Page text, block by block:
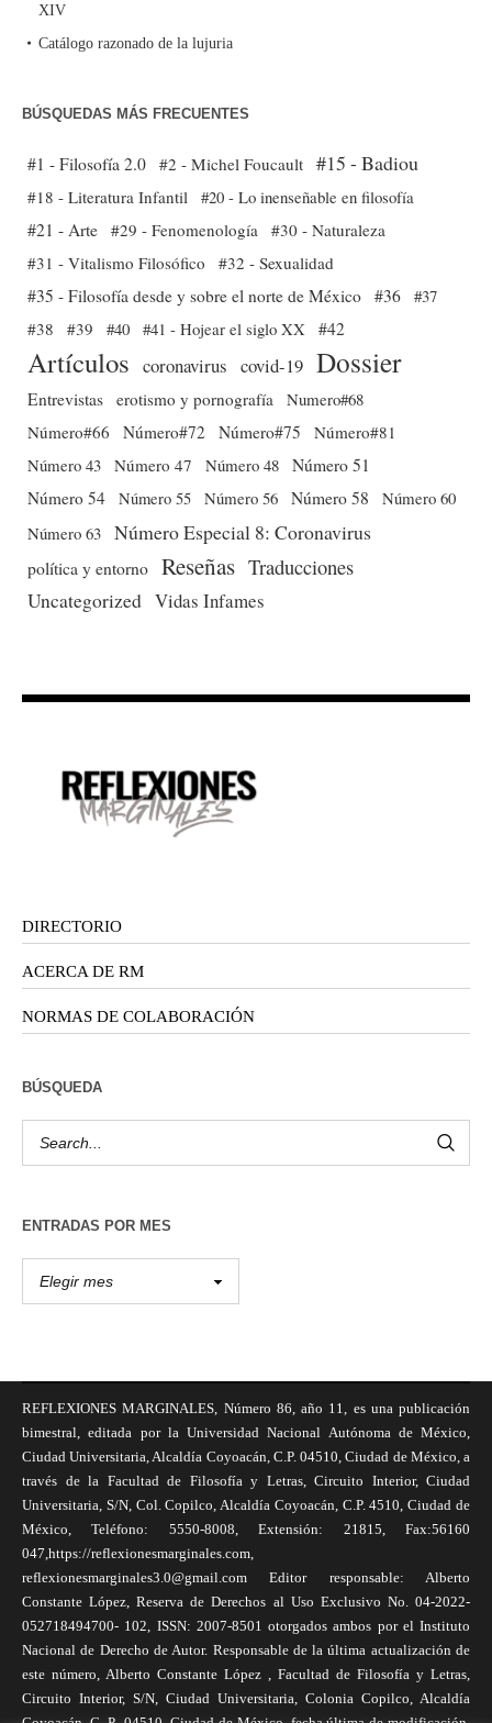
XIV
Catálogo razonado de la lujuria
BÚSQUEDAS MÁS FRECUENTES
#1 - Filosofía 2.0 #2 - Michel Foucault #15 - Badiou
#18 - Literatura Infantil #20 - Lo inenseñable en filosofía
#21 - Arte #29 - Fenomenología
#30 - Naturaleza
#31 - Vitalismo Filosófico
#32 - Sexualidad
#35 - Filosofía desde y sobre el norte de México #36 #37
#38
#39 #40 #41 - Hojear el siglo XX #42
Artículos coronavirus covid-19 Dossier
Entrevistas erotismo y pornografía
Numero#68
Número#66
Número#72 Número#75
Número#81
Número 43 Número 47 Número 48 Número 51
Número 54 Número 55 Número 56 Número 58
Número 60
Número 63 Número Especial 8: Coronavirus
política y entorno Reseñas Traducciones
Uncategorized Vidas Infames
DIRECTORIO
ACERCA DE RM
NORMAS DE COLABORACIÓN
BÚSQUEDA
ENTRADAS POR MES
REFLEXIONES MARGINALES, Número 86, año 11, es una publicación
bimestral, editada por la Universidad Nacional Autónoma de México,
Ciudad Universitaria, Alcaldía Coyoacán, C.P. 04510, Ciudad de México, a
través de la Facultad de Filosofía y Letras, Circuito Interior, Ciudad
Universitaria, S/N, Col. Copilco, Alcaldía Coyoacán, C.P. 4510, Ciudad de
México, Teléfono: 5550-8008, Extensión: 21815, Fax:56160
047,https://reflexionesmarginales.com,
reflexionesmarginales3.0@gmail.com Editor responsable: Alberto
Constante López, Reserva de Derechos al Uso Exclusivo No. 04-2022-
052718494700- 102, ISSN: 2007-8501 otorgados ambos por el Instituto
Nacional de Derecho de Autor. Responsable de la última actualización de
este número, Alberto Constante López , Facultad de Filosofía y Letras,
Circuito Interior, S/N, Ciudad Universitaria, Colonia Copilco, Alcaldía